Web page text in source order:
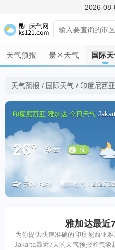
2026-08-
天气预报 景区天气 国际
天气预报 / 国际天气 / 印度尼西
印度尼西亚 雅加达 今日天气
26° 多云
优
东风 <3级 更新时间：2026-
雅加达最近
为你提供快速准确的印度尼西亚
Jakarta最近7天的天气预报和气